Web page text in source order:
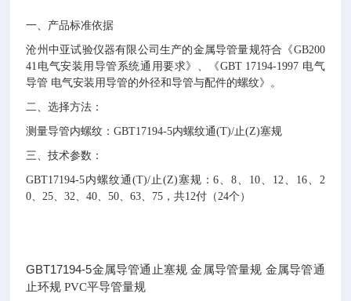
一、产品标准依据
沧州中亚试验仪器有限公司生产的金属导管量规符合《GB200
41 电气安装用导管系统通用要求》、《GBT 17194-1997 电气
导管 电气安装用导管的外径和导管与配件的螺纹》。
二、选择方法：
测量导管内螺纹：GBT17194-5内螺纹通(T)/止(Z)塞规
三、技术参数：
GBT17194-5内螺纹通 (T)/止(Z)塞规：6、8、 10、 12、 16、 2
0、25、32、40、50、63、 75 ，共12付（24个）
GBT17194-5金属导管通止塞规金属导管量规 金属导管通
止环规PVC平导管量规